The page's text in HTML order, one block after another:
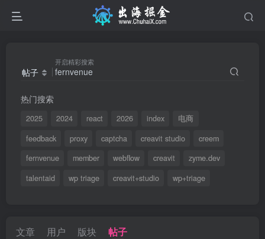
帖子
开启精彩搜索
热门搜索
2025 2024 react 2026 index
电商
feedback
proxy captcha creavit studio
creem
fernvenue
member webflow creavit
zyme.dev
talentaid
wp triage creavit+studio wp+triage
文章 用户 版块 帖子